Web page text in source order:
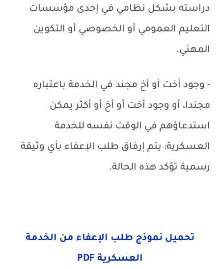
دراسته بشكل نظامي في إحدى مؤسسات
التعليم العمومي أو الخصوصي أو التكوين
المهني.
- وجود أخت أو أخ مجند في الخدمة باعتباره
مجندا، أو وجود أخت أو أخ أو أكثر يمكن
استدعاؤهم في الوقت نفسه للخدمة
العسكرية: يتم إرفاق طلب الإعفاء بأي وثيقة
رسمية تؤكد هذه الحالة.
تحميل نموذج طلب الإعفاء من الخدمة
العسكرية PDF